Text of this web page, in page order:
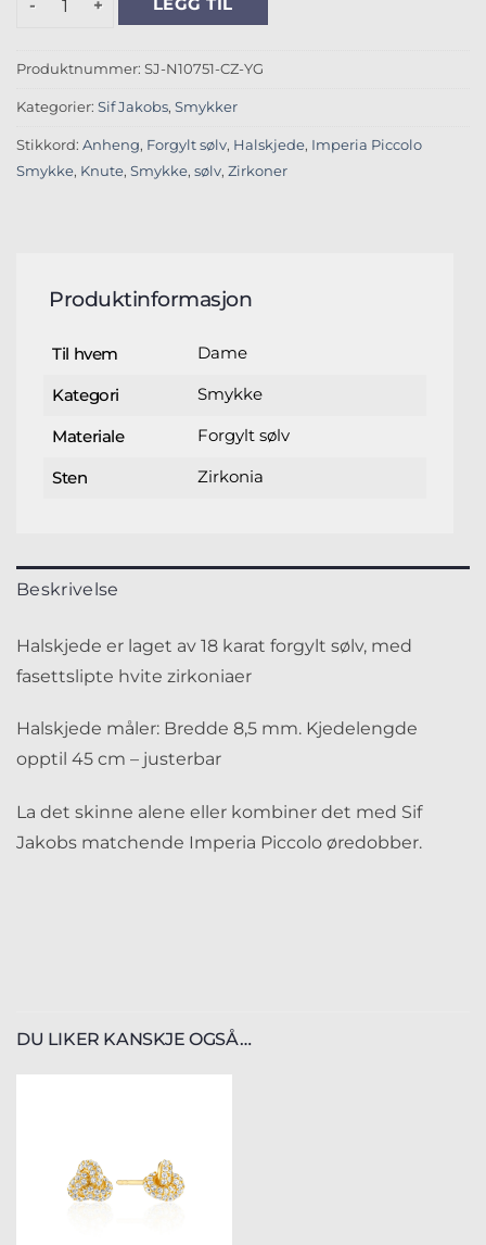
LEGG TIL
Produktnummer: SJ-N10751-CZ-YG
Kategorier: Sif Jakobs, Smykker
Stikkord: Anheng, Forgylt sølv, Halskjede, Imperia Piccolo
Smykke, Knute, Smykke, sølv, Zirkoner
Produktinformasjon
Til hvem Dame
Kategori Smykke
Materiale Forgylt sølv
Sten Zirkonia
Beskrivelse
Halskjede er laget av 18 karat forgylt sølv, med
fasettslipte hvite zirkoniaer
Halskjede måler: Bredde 8,5 mm. Kjedelengde
opptil 45 cm – justerbar
La det skinne alene eller kombiner det med Sif
Jakobs matchende Imperia Piccolo øredobber.
DU LIKER KANSKJE OGSÅ…